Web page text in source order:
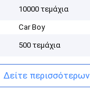
10000 τεμάχια
Car Boy
500 τεμάχια
Δείτε περισσότερων